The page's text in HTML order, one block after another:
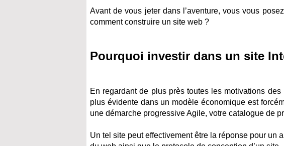
Avant de vous jeter dans l’aventure, vous vous
comment construire un site web ?
Pourquoi investir dans un site
En regardant de plus près toutes les motivations
plus évidente dans un modèle économique est
une démarche progressive Agile, votre catalogue de
Un tel site peut effectivement être la réponse pour